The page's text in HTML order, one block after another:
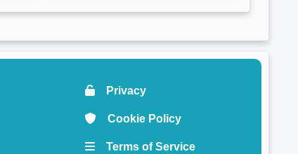
Privacy
Cookie Policy
Terms of Service